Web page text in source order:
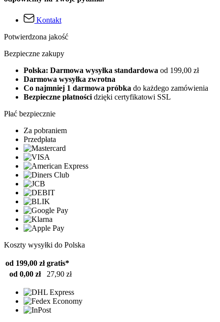
Kontakt
Potwierdzona jakość
Bezpieczne zakupy
Polska: Darmowa wysyłka standardowa od 199,00 zł
Darmowa wysyłka zwrotna
Co najmniej 1 darmowa próbka do każdego zamówienia
Bezpieczne płatności dzięki certyfikatowi SSL
Płać bezpiecznie
Za pobraniem
Przedpłata
Koszty wysyłki do Polska
od 199,00 zł gratis*
od 0,00 zł
27,90 zł